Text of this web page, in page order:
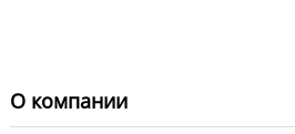
О компании